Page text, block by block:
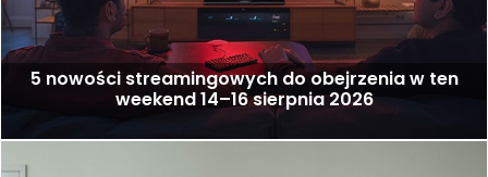
5 nowości streamingowych do obejrzenia w ten
weekend 14–16 sierpnia 2026